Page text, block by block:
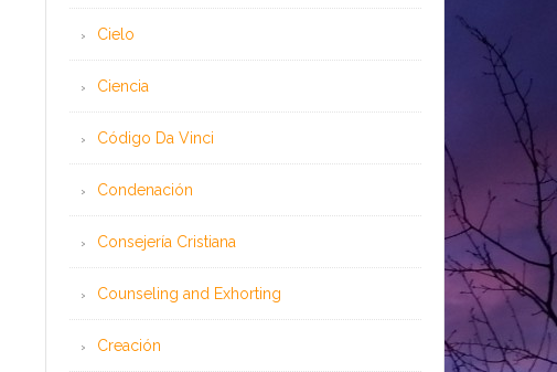
Cielo
Ciencia
Código Da Vinci
Condenación
Consejería Cristiana
Counseling and Exhorting
Creación